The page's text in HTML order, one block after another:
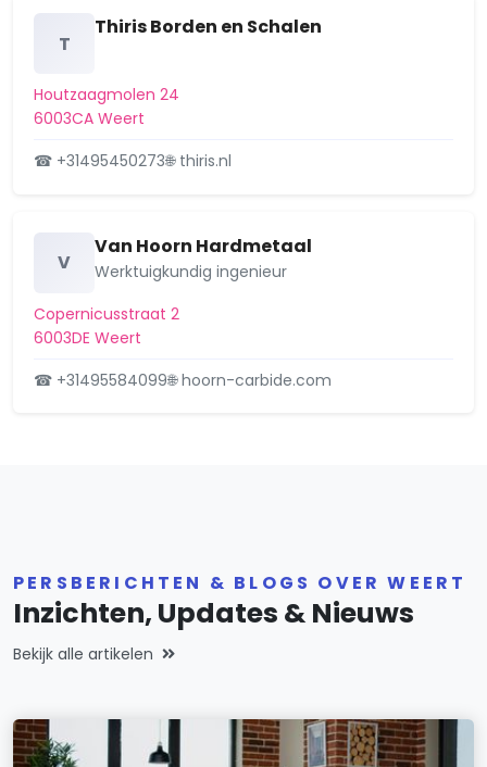
T
Thiris Borden en Schalen
Houtzaagmolen 24
6003CA Weert
☎ +31495450273🌐 thiris.nl
V
Van Hoorn Hardmetaal
Werktuigkundig ingenieur
Copernicusstraat 2
6003DE Weert
☎ +31495584099🌐 hoorn-carbide.com
PERSBERICHTEN & BLOGS OVER WEERT
Inzichten, Updates & Nieuws
Bekijk alle artikelen